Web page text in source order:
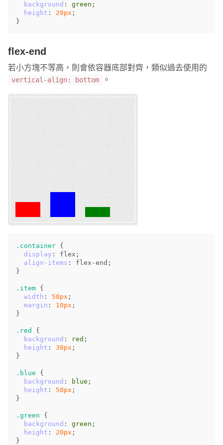
background : green ;
height : 20px ;
}
flex-end
若小方塊不等高，則會依容器底部對齊，類似過去使用的
vertical-align: bottom 。
.container {
display : flex ;
align-items : flex-end ;
}
.item {
width : 50px ;
margin : 10px ;
}
.red
{
background : red ;
height : 30px ;
}
.blue
{
background : blue ;
height : 50px ;
}
.green
{
background : green ;
height : 20px ;
}